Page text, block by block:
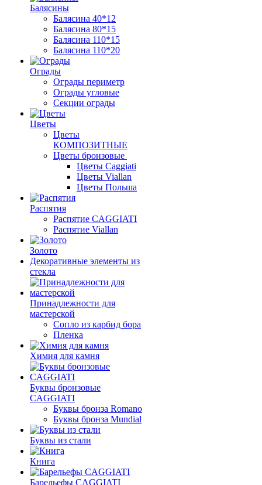
Балясины
Балясина 40*12
Балясина 80*15
Балясина 110*15
Балясина 110*20
Ограды
Ограды периметр
Ограды угловые
Секции ограды
Цветы
Цветы
КОМПОЗИТНЫЕ
Цветы бронзовые
Цветы Caggiati
Цветы Viallan
Цветы Польша
Распятия
Распятие CAGGIATI
Распятие Viallan
Золото
Декоративные элементы из
стекла
Принадлежности для
мастерской
Сопло из карбид бора
Пленка
Химия для камня
Буквы бронзовые
CAGGIATI
Буквы бронза Romano
Буквы бронза Mundial
Буквы из стали
Книга
Барельефы CAGGIATI